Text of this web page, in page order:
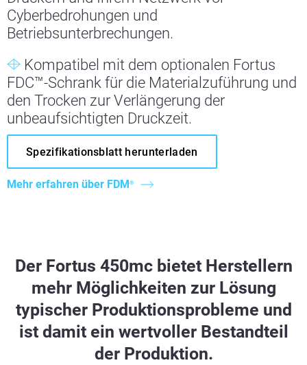
Cyberbedrohungen und
Betriebsunterbrechungen.
Kompatibel mit dem optionalen Fortus
FDC™-Schrank für die Materialzuführung und
den Trocken zur Verlängerung der
unbeaufsichtigten Druckzeit.
Spezifikationsblatt herunterladen
Mehr erfahren über FDM ®
Der Fortus 450mc bietet Herstellern
mehr Möglichkeiten zur Lösung
typischer Produktionsprobleme und
ist damit ein wertvoller Bestandteil
der Produktion.